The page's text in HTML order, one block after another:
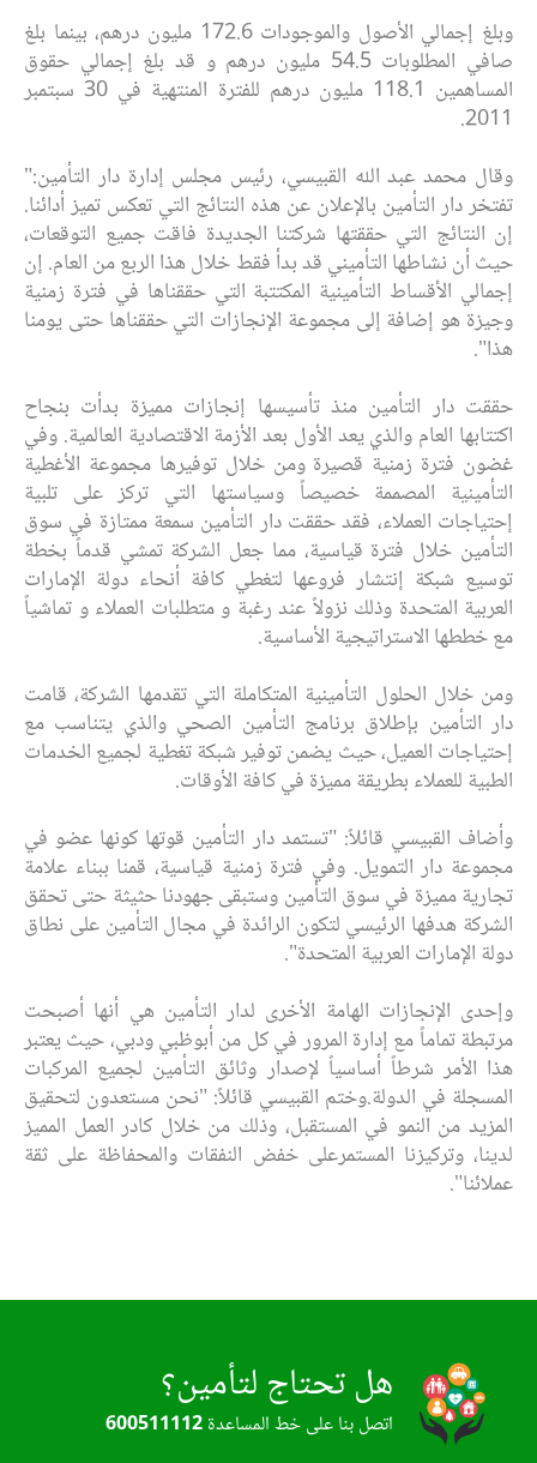
وبلغ إجمالي الأصول والموجودات 172.6 مليون درهم، بينما بلغ
صافي المطلوبات 54.5 مليون درهم و قد بلغ إجمالي حقوق
المساهمين 118.1 مليون درهم للفترة المنتهية في 30 سبتمبر
2011.
وقال محمد عبد الله القبيسي، رئيس مجلس إدارة دار التأمين:"
تفتخر دار التأمين بالإعلان عن هذه النتائج التي تعكس تميز أدائنا.
إن النتائج التي حققتها شركتنا الجديدة فاقت جميع التوقعات،
حيث أن نشاطها التأميني قد بدأ فقط خلال هذا الربع من العام. إن
إجمالي الأقساط التأمينية المكتتبة التي حققناها في فترة زمنية
وجيزة هو إضافة إلى مجموعة الإنجازات التي حققناها حتى يومنا
هذا".
حققت دار التأمين منذ تأسيسها إنجازات مميزة بدأت بنجاح
اكتتابها العام والذي يعد الأول بعد الأزمة الاقتصادية العالمية. وفي
غضون فترة زمنية قصيرة ومن خلال توفيرها مجموعة الأغطية
التأمينية المصممة خصيصاً وسياستها التي تركز على تلبية
إحتياجات العملاء، فقد حققت دار التأمين سمعة ممتازة في سوق
التأمين خلال فترة قياسية، مما جعل الشركة تمشي قدماً بخطة
توسيع شبكة إنتشار فروعها لتغطي كافة أنحاء دولة الإمارات
العربية المتحدة وذلك نزولاً عند رغبة و متطلبات العملاء و تماشياً
مع خططها الاستراتيجية الأساسية.
ومن خلال الحلول التأمينية المتكاملة التي تقدمها الشركة، قامت
دار التأمين بإطلاق برنامج التأمين الصحي والذي يتناسب مع
إحتياجات العميل، حيث يضمن توفير شبكة تغطية لجميع الخدمات
الطبية للعملاء بطريقة مميزة في كافة الأوقات.
وأضاف القبيسي قائلاً: "تستمد دار التأمين قوتها كونها عضو في
مجموعة دار التمويل. وفي فترة زمنية قياسية، قمنا ببناء علامة
تجارية مميزة في سوق التأمين وستبقى جهودنا حثيثة حتى تحقق
الشركة هدفها الرئيسي لتكون الرائدة في مجال التأمين على نطاق
دولة الإمارات العربية المتحدة".
وإحدى الإنجازات الهامة الأخرى لدار التأمين هي أنها أصبحت
مرتبطة تماماً مع إدارة المرور في كل من أبوظبي ودبي، حيث يعتبر
هذا الأمر شرطاً أساسياً لإصدار وثائق التأمين لجميع المركبات
المسجلة في الدولة.وختم القبيسي قائلاً: "نحن مستعدون لتحقيق
المزيد من النمو في المستقبل، وذلك من خلال كادر العمل المميز
لدينا، وتركيزنا المستمرعلى خفض النفقات والمحفاظة على ثقة
عملائنا".
هل تحتاج لتأمين؟
اتصل بنا على خط المساعدة600511112